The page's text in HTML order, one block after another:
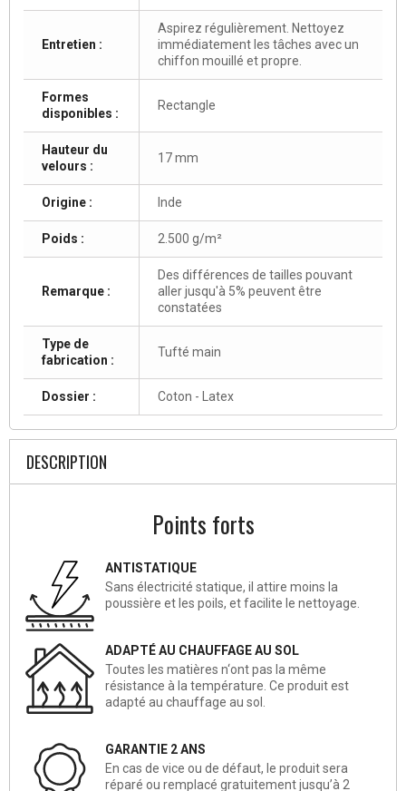
Entretien :
Aspirez régulièrement. Nettoyez
immédiatement les tâches avec un
chiffon mouillé et propre.
Formes
disponibles :
Rectangle
Hauteur du
velours :
17 mm
Origine : Inde
Poids : 2.500 g/m²
Remarque :
Des différences de tailles pouvant
aller jusqu'à 5% peuvent être
constatées
Type de
fabrication :
Tufté main
Dossier : Coton - Latex
DESCRIPTION
Points forts
ANTISTATIQUE
Sans électricité statique, il attire moins la
poussière et les poils, et facilite le nettoyage.
ADAPTÉ AU CHAUFFAGE AU SOL
Toutes les matières n‘ont pas la même
résistance à la température. Ce produit est
adapté au chauffage au sol.
GARANTIE 2 ANS
En cas de vice ou de défaut, le produit sera
réparé ou remplacé gratuitement jusqu’à 2